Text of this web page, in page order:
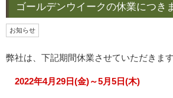
ゴールデンウイークの休業につき
お知らせ
弊社は、下記期間休業させていただきます
2022年4月29日(金)～5月5日(木)